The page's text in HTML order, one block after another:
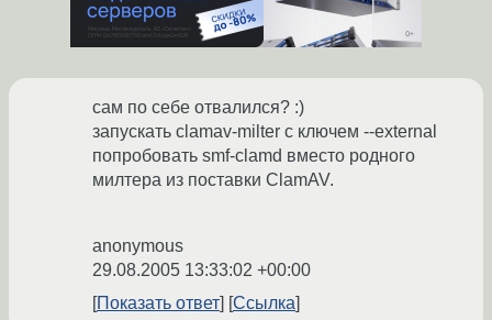
сам по себе отвалился? :)
запускать clamav-milter с ключем --external
попробовать smf-clamd вместо родного
милтера из поставки ClamAV.
anonymous
29.08.2005 13:33:02 +00:00
Показать ответ
Ссылка